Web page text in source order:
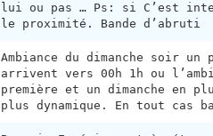
lui ou pas … Ps: si C’est
le proximité. Bande d’abruti
Ambiance du dimanche soir un
arrivent vers 00h 1h ou
première et un dimanche en
plus dynamique. En tout cas